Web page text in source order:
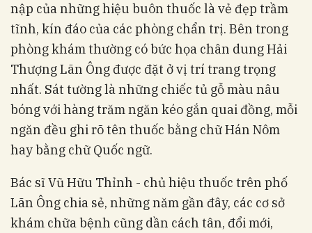
nập của những hiệu buôn thuốc là vẻ đẹp trầm
tĩnh, kín đáo của các phòng chẩn trị. Bên trong
phòng khám thường có bức họa chân dung Hải
Thượng Lãn Ông được đặt ở vị trí trang trọng
nhất. Sát tường là những chiếc tủ gỗ màu nâu
bóng với hàng trăm ngăn kéo gắn quai đồng, mỗi
ngăn đều ghi rõ tên thuốc bằng chữ Hán Nôm
hay bằng chữ Quốc ngữ.
Bác sĩ Vũ Hữu Thỉnh - chủ hiệu thuốc trên phố
Lãn Ông chia sẻ, những năm gần đây, các cơ sở
khám chữa bệnh cũng dần cách tân, đổi mới,